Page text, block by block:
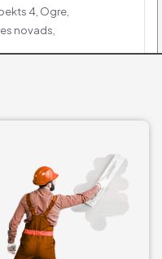
4, Ogre,
novads,